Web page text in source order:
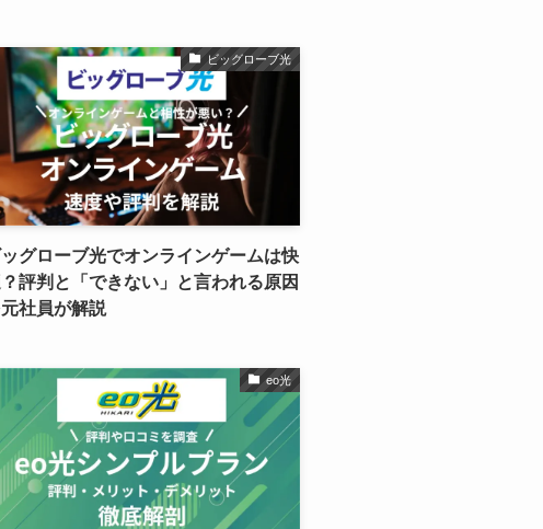
ビッグローブ光
ッグローブ光でオンラインゲームは快
評判と「できない」と言われる原因
社員が解説
eo光